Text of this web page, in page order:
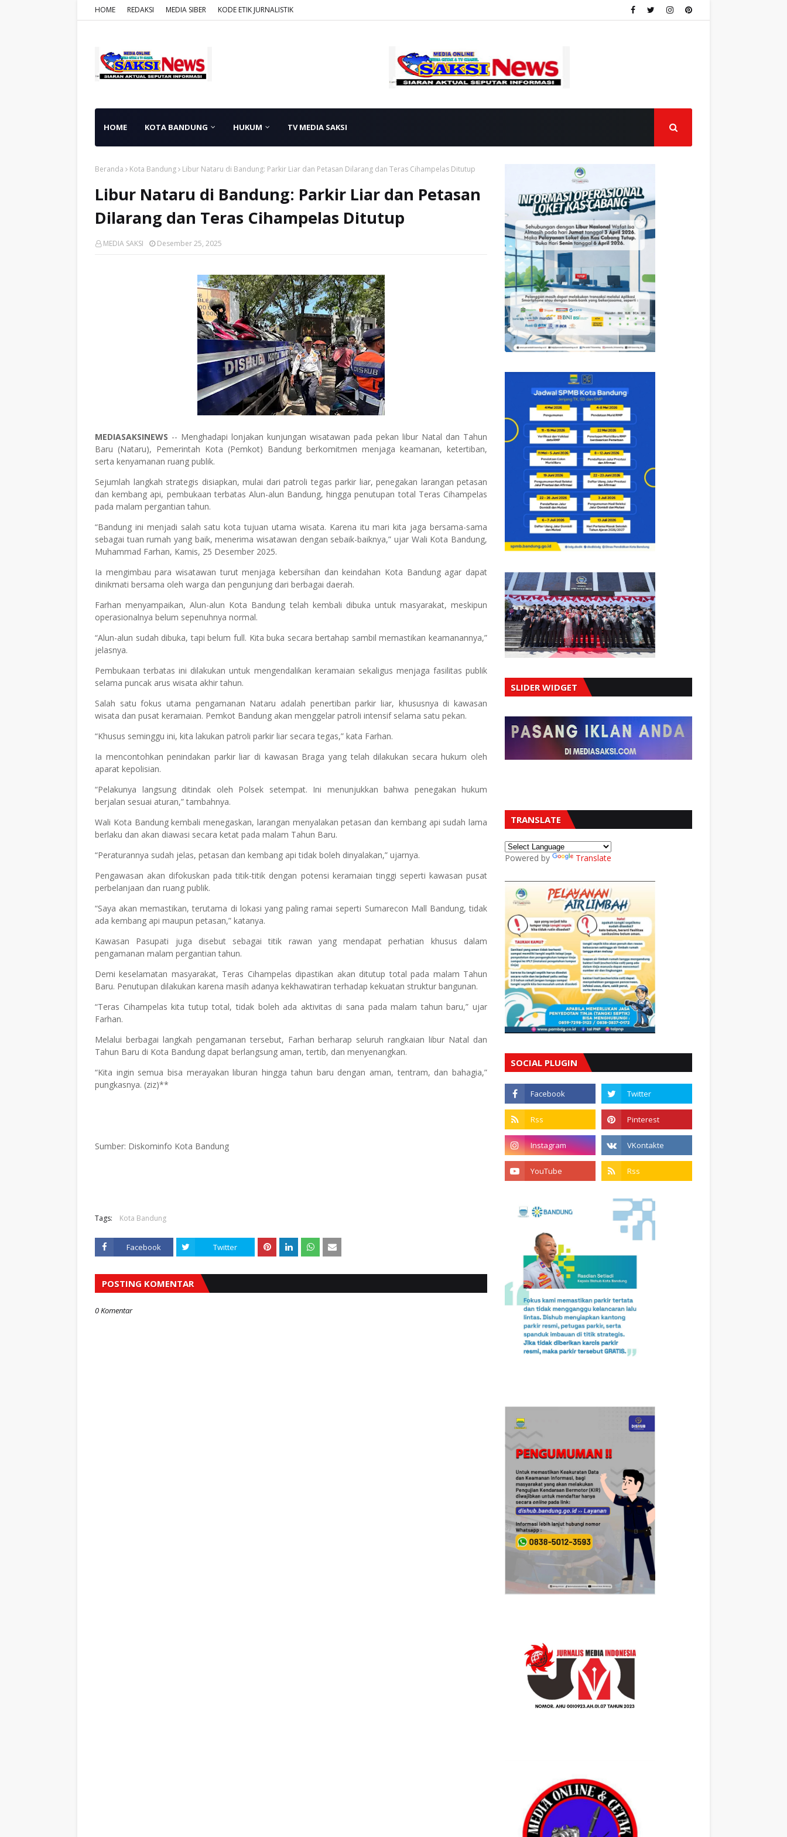
HOME REDAKSI MEDIA SIBER KODE ETIK JURNALISTIK
HOME KOTA BANDUNG HUKUM TV MEDIA SAKSI
Beranda Kota Bandung Libur Nataru di Bandung: Parkir Liar dan Petasan Dilarang dan Teras Cihampelas Ditutup
Libur Nataru di Bandung: Parkir Liar dan Petasan
Dilarang dan Teras Cihampelas Ditutup
MEDIA SAKSI Desember 25, 2025
MEDIASAKSINEWS -- Menghadapi lonjakan kunjungan wisatawan pada pekan libur Natal dan Tahun
Baru (Nataru), Pemerintah Kota (Pemkot) Bandung berkomitmen menjaga keamanan, ketertiban,
serta kenyamanan ruang publik.
Sejumlah langkah strategis disiapkan, mulai dari patroli tegas parkir liar, penegakan larangan petasan
dan kembang api, pembukaan terbatas Alun-alun Bandung, hingga penutupan total Teras Cihampelas
pada malam pergantian tahun.
“Bandung ini menjadi salah satu kota tujuan utama wisata. Karena itu mari kita jaga bersama-sama
sebagai tuan rumah yang baik, menerima wisatawan dengan sebaik-baiknya,” ujar Wali Kota Bandung,
Muhammad Farhan, Kamis, 25 Desember 2025.
Ia mengimbau para wisatawan turut menjaga kebersihan dan keindahan Kota Bandung agar dapat
dinikmati bersama oleh warga dan pengunjung dari berbagai daerah.
Farhan menyampaikan, Alun-alun Kota Bandung telah kembali dibuka untuk masyarakat, meskipun
operasionalnya belum sepenuhnya normal.
“Alun-alun sudah dibuka, tapi belum full. Kita buka secara bertahap sambil memastikan keamanannya,”
jelasnya.
Pembukaan terbatas ini dilakukan untuk mengendalikan keramaian sekaligus menjaga fasilitas publik
selama puncak arus wisata akhir tahun.
Salah satu fokus utama pengamanan Nataru adalah penertiban parkir liar, khususnya di kawasan
wisata dan pusat keramaian. Pemkot Bandung akan menggelar patroli intensif selama satu pekan.
“Khusus seminggu ini, kita lakukan patroli parkir liar secara tegas,” kata Farhan.
Ia mencontohkan penindakan parkir liar di kawasan Braga yang telah dilakukan secara hukum oleh
aparat kepolisian.
“Pelakunya langsung ditindak oleh Polsek setempat. Ini menunjukkan bahwa penegakan hukum
berjalan sesuai aturan,” tambahnya.
Wali Kota Bandung kembali menegaskan, larangan menyalakan petasan dan kembang api sudah lama
berlaku dan akan diawasi secara ketat pada malam Tahun Baru.
“Peraturannya sudah jelas, petasan dan kembang api tidak boleh dinyalakan,” ujarnya.
Pengawasan akan difokuskan pada titik-titik dengan potensi keramaian tinggi seperti kawasan pusat
perbelanjaan dan ruang publik.
“Saya akan memastikan, terutama di lokasi yang paling ramai seperti Sumarecon Mall Bandung, tidak
ada kembang api maupun petasan,” katanya.
Kawasan Pasupati juga disebut sebagai titik rawan yang mendapat perhatian khusus dalam
pengamanan malam pergantian tahun.
Demi keselamatan masyarakat, Teras Cihampelas dipastikan akan ditutup total pada malam Tahun
Baru. Penutupan dilakukan karena masih adanya kekhawatiran terhadap kekuatan struktur bangunan.
“Teras Cihampelas kita tutup total, tidak boleh ada aktivitas di sana pada malam tahun baru,” ujar
Farhan.
Melalui berbagai langkah pengamanan tersebut, Farhan berharap seluruh rangkaian libur Natal dan
Tahun Baru di Kota Bandung dapat berlangsung aman, tertib, dan menyenangkan.
“Kita ingin semua bisa merayakan liburan hingga tahun baru dengan aman, tentram, dan bahagia,”
pungkasnya. (ziz)**
Sumber: Diskominfo Kota Bandung
Tags: Kota Bandung
Facebook Twitter
POSTING KOMENTAR
0 Komentar
SLIDER WIDGET
TRANSLATE
Powered by Translate
SOCIAL PLUGIN